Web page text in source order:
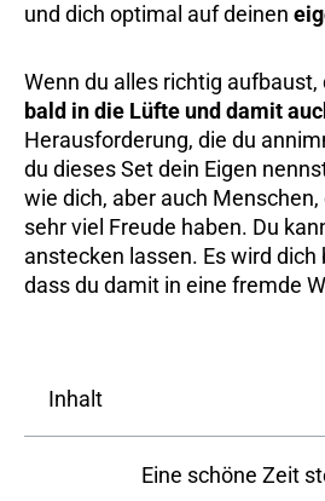
und dich optimal auf deinen
Wenn du alles richtig
bald in die Lüfte und damit
Herausforderung, die du
du dieses Set dein Eigen
wie dich, aber auch
sehr viel Freude haben. Du
anstecken lassen. Es wird
dass du damit in eine fremde
Inhalt
Eine schöne Zeit